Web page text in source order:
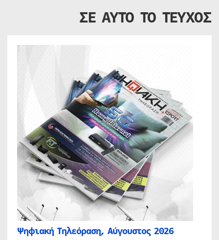
ΣΕ ΑΥΤΟ ΤΟ ΤΕΥΧΟΣ
Ψηφιακή Τηλεόραση, Αύγουστος 2026